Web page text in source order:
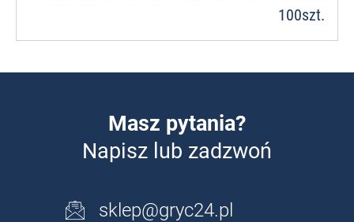
100szt.
Masz pytania?
Napisz lub zadzwoń
sklep@gryc24.pl